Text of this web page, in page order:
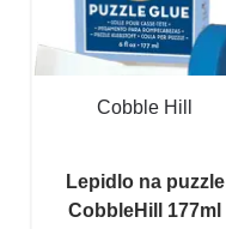
Cobble Hill
Lepidlo na puzzle
CobbleHill 177ml